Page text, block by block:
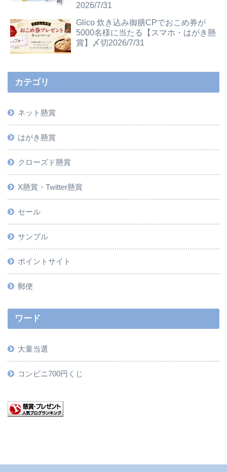
2026/7/31
Glico 炊き込み御膳CPでおこめ券が
5000名様に当たる【スマホ・はがき懸
賞】〆切2026/7/31
カテゴリ
ネット懸賞
はがき懸賞
クローズド懸賞
X懸賞・Twitter懸賞
セール
サンプル
ポイントサイト
郵便
ワード
大量当選
コンビニ700円くじ